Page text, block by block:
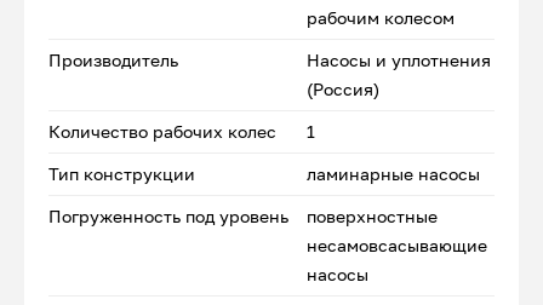
рабочим колесом
Производитель
Насосы и уплотнения
(Россия)
Количество рабочих колес 1
Тип конструкции ламинарные насосы
Погруженность под уровень
поверхностные
несамовсасывающие
насосы